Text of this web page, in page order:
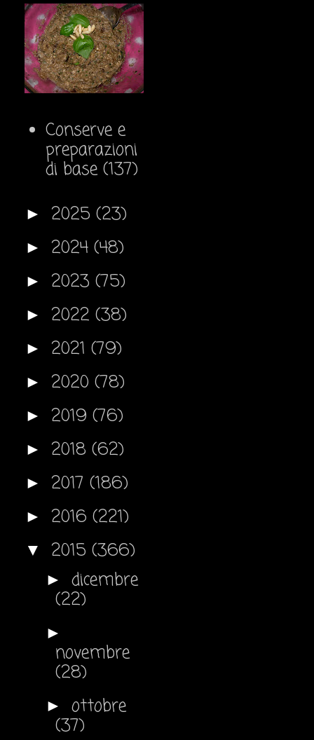
Conserve e
preparazioni
di base (137)
► 2025 (23)
► 2024 (48)
► 2023 (75)
► 2022 (38)
► 2021 (79)
► 2020 (78)
► 2019 (76)
► 2018 (62)
► 2017 (186)
► 2016 (221)
▼ 2015 (366)
► dicembre
(22)
►
novembre
(28)
► ottobre
(37)